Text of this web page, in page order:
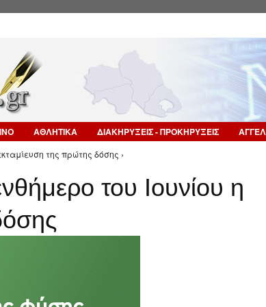
ΑΘΛΗΤΙΚΑ ΔΙΑΚΗΡΥΞΕΙΣ - ΠΡΟΚΗΡΥΞΕΙΣ
της πρώτης δόσης ›
του Ιουνίου η